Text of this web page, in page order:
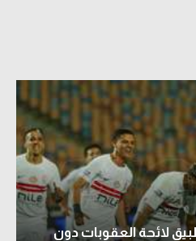
لائحة العقوبات دون